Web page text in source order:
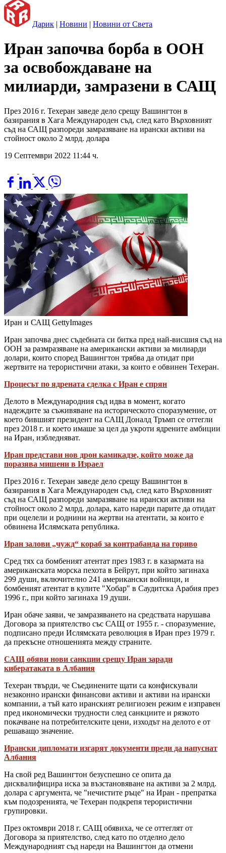
Дарик | Новини | Новини от Света
Иран започва борба в ООН
за освобождаване на
милиарди, замразени в САЩ
През 2016 г. Техеран заведе дело срещу Вашингтон в
базирания в Хага Международен съд, след като Върховният
съд на САЩ разпореди замразяване на ирански активи на
стойност около 2 млрд. долара
19 Септември 2022 11:44 ч.
Иран и САЩ GettyImages
Иран започва днес съдебната си битка пред най-висшия съд на
ООН за размразяване на американски активи за милиарди
долари, които според Вашингтон трябва да отидат при
жертвите на терористични атаки, за които е обвинен Техеран.
Процесът по ядрената сделка с Иран е спрян
Делото в Международния съд идва в момент, когато
надеждите за съживяване на историческото споразумение, от
което бившият президент на САЩ Доналд Тръмп се оттегли
през 2018 г. и което имаше за цел да укроти ядрените амбиции
на Иран, избледняват.
Иран представи нов дрон камикадзе, който може да
поразява мишени в Израел
През 2016 г. Техеран заведе дело срещу Вашингтон в
базирания в Хага Международен съд, след като Върховният
съд на САЩ разпореди замразяване на ирански активи на
стойност около 2 млрд. долара, като нареди парите да отидат
при оцелели и роднини на жертви на атентати, за които е
обвинена Ислямската република.
Иран залови „чужд“ кораб за контрабанда на гориво
Сред тях са бомбеният атентат през 1983 г. в казармата на
американската морска пехота в Бейрут, при който загинаха
299 души, включително 241 американски войници, и
бомбеният атентат в кулите "Хобар" в Саудитска Арабия през
1996 г., при който загинаха 19 души.
Иран обаче заяви, че замразяването на средствата нарушава
Договора за приятелство със САЩ от 1955 г. - споразумение,
подписано преди Ислямската революция в Иран през 1979 г.
да прекъсне отношенията между страните.
САЩ обяви нови санкции срещу Иран заради
кибератаката в Албания
Техеран твърди, че Съединените щати са конфискували
незаконно ирански финансови активи и активи на ирански
компании, а тъй като иранският религиозен режим е изправен
пред икономически трудности след санкциите и рязкото
покачване на потребителските цени, изходът на делото е от
решаващо значение.
Ирански дипломати изгарят документи преди да напуснат
Албания
На свой ред Вашингтон безуспешно се опита да
дисквалифицира иска за възстановяване на активи за 2 млрд.
долара с аргумента, че "нечистите ръце" на Иран - препратка
към подозренията, че Техеран подкрепя терористични
групировки.
През октомври 2018 г. САЩ обявиха, че се оттеглят от
Договора за приятелство, след като по отделно дело
Международният съд нареди на Вашингтон да отмени